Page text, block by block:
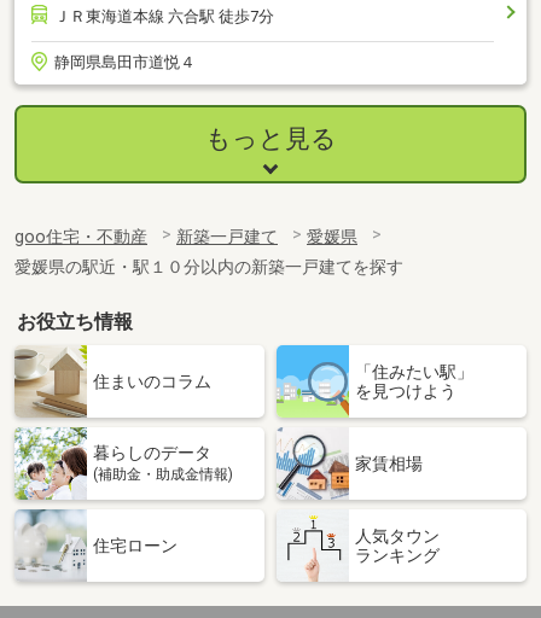
ＪＲ東海道本線 六合駅 徒歩7分
静岡県島田市道悦４
もっと見る
goo住宅・不動産 新築一戸建て
愛媛県
愛媛県の駅近・駅１０分以内の新築一戸建てを探す
お役立ち情報
住まいのコラム
「住みたい駅」
を見つけよう
暮らしのデータ
(補助金・助成金情報)
家賃相場
住宅ローン
人気タウン
ランキング